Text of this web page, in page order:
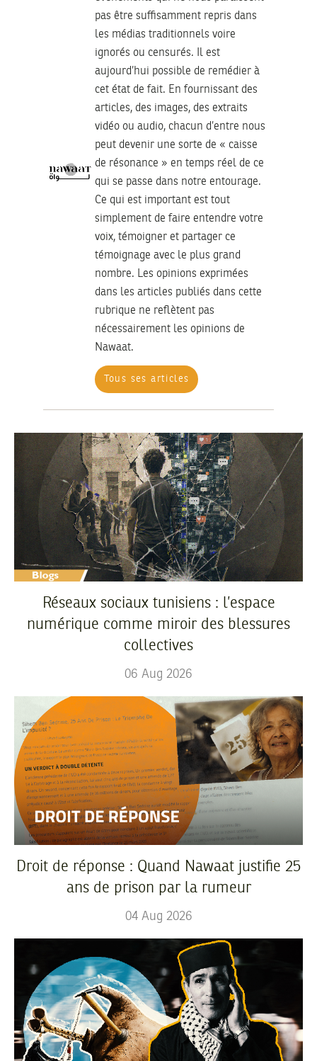
pas être suffisamment repris dans
les médias traditionnels voire
ignorés ou censurés. Il est
aujourd’hui possible de remédier à
cet état de fait. En fournissant des
articles, des images, des extraits
vidéo ou audio, chacun d’entre nous
peut devenir une sorte de « caisse
de résonance » en temps réel de ce
qui se passe dans notre entourage.
Ce qui est important est tout
simplement de faire entendre votre
voix, témoigner et partager ce
témoignage avec le plus grand
nombre. Les opinions exprimées
dans les articles publiés dans cette
rubrique ne reflètent pas
nécessairement les opinions de
Nawaat.
Tous ses articles
Réseaux sociaux tunisiens : l’espace
numérique comme miroir des blessures
collectives
06 Aug 2026
Droit de réponse : Quand Nawaat justifie 25
ans de prison par la rumeur
04 Aug 2026